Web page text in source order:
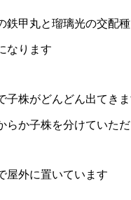
鉄甲丸と瑠璃光の交配
なります
子株がどんどん出てき
らか子株を分けていた
屋外に置いています